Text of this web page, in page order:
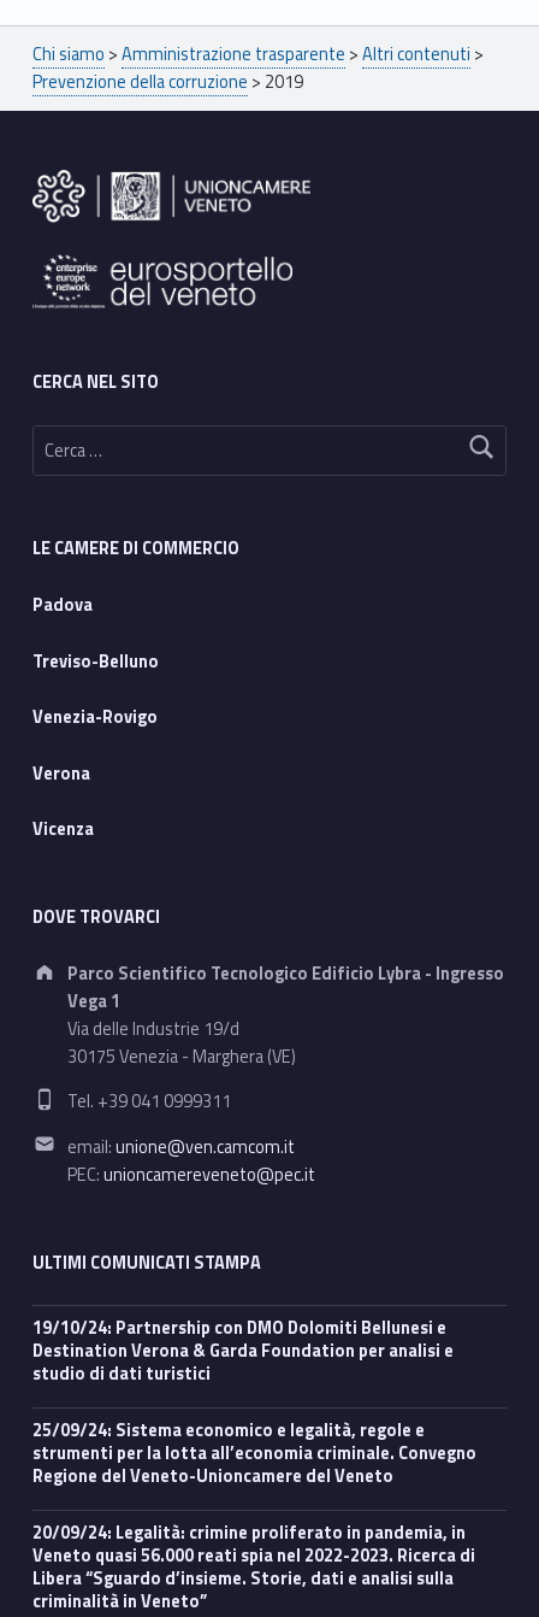
Breadcrumbs navigation
Chi siamo >Amministrazione trasparente >Altri contenuti >
Prevenzione della corruzione > 2019
CERCA NEL SITO
Ricerca per:
LE CAMERE DI COMMERCIO
Padova
Treviso-Belluno
Venezia-Rovigo
Verona
Vicenza
DOVE TROVARCI
Address:
Parco Scientifico Tecnologico Edificio Lybra - Ingresso
Vega 1
Via delle Industrie 19/d
30175 Venezia - Marghera (VE)
Phone number:
Tel. +39 041 0999311
Email address:
email:unione@ven.camcom.it
PEC:unioncamereveneto@pec.it
ULTIMI COMUNICATI STAMPA
19/10/24: Partnership con DMO Dolomiti Bellunesi e
Destination Verona & Garda Foundation per analisi e
studio di dati turistici
25/09/24: Sistema economico e legalità, regole e
strumenti per la lotta all’economia criminale. Convegno
Regione del Veneto-Unioncamere del Veneto
20/09/24: Legalità: crimine proliferato in pandemia, in
Veneto quasi 56.000 reati spia nel 2022-2023. Ricerca di
Libera “Sguardo d’insieme. Storie, dati e analisi sulla
criminalità in Veneto”